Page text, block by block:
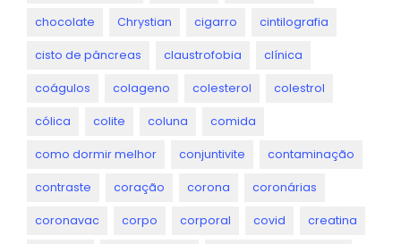
chocolate Chrystian cigarro cintilografia
cisto de pâncreas claustrofobia clínica
coágulos colageno colesterol colestrol
cólica colite coluna comida
como dormir melhor conjuntivite contaminação
contraste coração corona coronárias
coronavac corpo corporal covid creatina